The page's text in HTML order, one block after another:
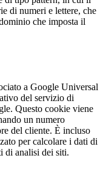
di numeri e lettere, che
che imposta il
a Google Universal
del servizio di
Questo cookie viene
un numero
del cliente. È incluso
per calcolare i dati di
di analisi dei siti.